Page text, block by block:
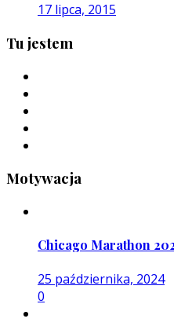
17 lipca, 2015
Tu jestem
Motywacja
Chicago Marathon
25 października, 2024
0